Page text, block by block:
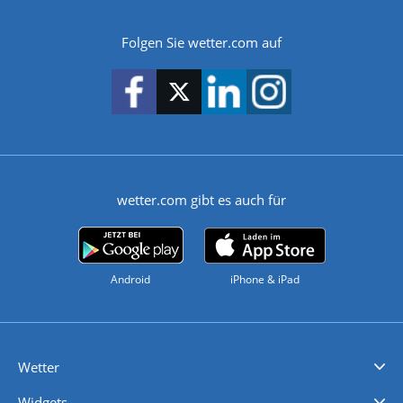
Folgen Sie wetter.com auf
wetter.com gibt es auch für
Android iPhone & iPad
Wetter